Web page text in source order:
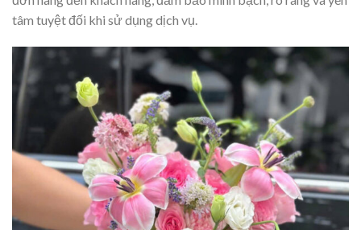
tâm tuyệt đối khi sử dụng dịch vụ.